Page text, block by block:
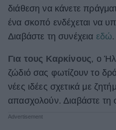
διάθεση να κάνετε
ένα σκοπό ενδέχεται να
Διαβάστε τη συνέχεια εδώ.
Για τους Καρκίνους, ο
ζώδιό σας φωτίζουν το
νέες ιδέες σχετικά με
απασχολούν. Διαβάστε τη